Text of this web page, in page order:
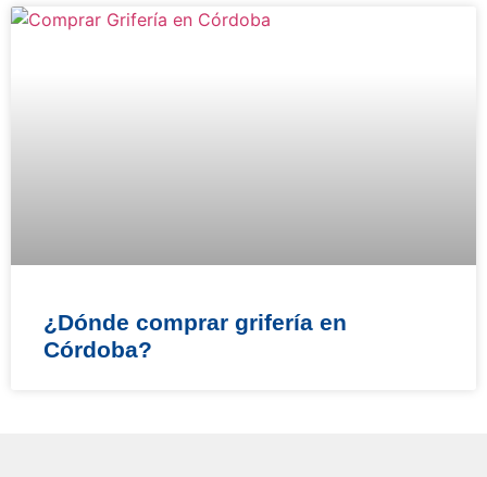
¿Dónde comprar grifería en
Córdoba?